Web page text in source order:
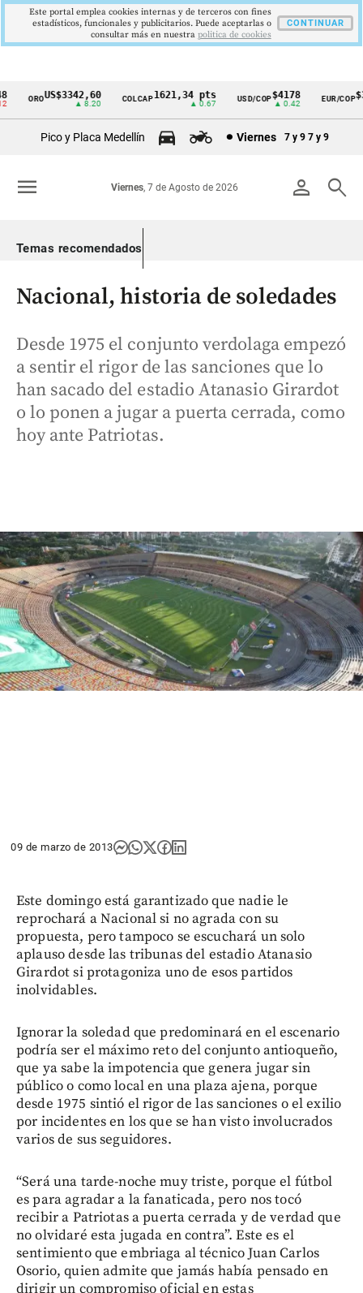
Cintillo
Colombia
OROUS$3342,60
▲ 8.20
COLCAP1621,34 pts
▲ 0.67
USD/COP$4178
▲ 0.42
EUR/COP
Pico y Placa Medellín Viernes 7 y 9 7 y 9
person search
Viernes, 7 de Agosto de 2026
menu
Temas recomendados
Nacional, historia de soledades
Desde 1975 el conjunto verdolaga empezó
a sentir el rigor de las sanciones que lo
han sacado del estadio Atanasio Girardot
o lo ponen a jugar a puerta cerrada, como
hoy ante Patriotas.
09 de marzo de 2013
Este domingo está garantizado que nadie le
reprochará a Nacional si no agrada con su
propuesta, pero tampoco se escuchará un solo
aplauso desde las tribunas del estadio Atanasio
Girardot si protagoniza uno de esos partidos
inolvidables.
Ignorar la soledad que predominará en el escenario
podría ser el máximo reto del conjunto antioqueño,
que ya sabe la impotencia que genera jugar sin
público o como local en una plaza ajena, porque
desde 1975 sintió el rigor de las sanciones o el exilio
por incidentes en los que se han visto involucrados
varios de sus seguidores.
“Será una tarde-noche muy triste, porque el fútbol
es para agradar a la fanaticada, pero nos tocó
recibir a Patriotas a puerta cerrada y de verdad que
no olvidaré esta jugada en contra”. Este es el
sentimiento que embriaga al técnico Juan Carlos
Osorio, quien admite que jamás había pensado en
dirigir un compromiso oficial en estas
Este portal emplea cookies internas y de terceros con fines
estadísticos, funcionales y publicitarios. Puede aceptarlas o
consultar más en nuestra politica de cookies
CONTINUAR